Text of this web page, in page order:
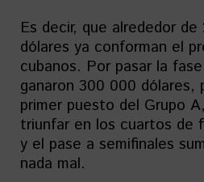
Es decir, que alrededor
dólares ya conforman el
cubanos. Por pasar la
ganaron 300 000 dólares,
primer puesto del Grupo
triunfar en los cuartos de
y el pase a semifinales
nada mal.